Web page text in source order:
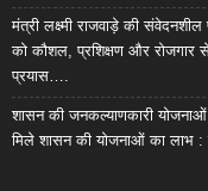
मंत्री लक्ष्मी राजवाड़े की
को कौशल, प्रशिक्षण और
प्रयास….
शासन की जनकल्याणकारी योजनाओं
मिले शासन की योजनाओं का लाभ :